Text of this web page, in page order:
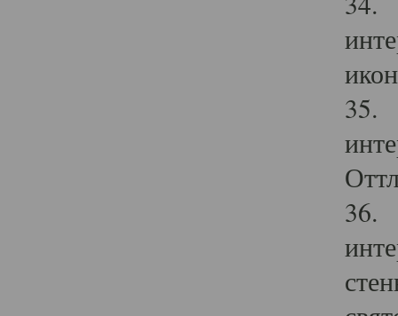
35.
36.